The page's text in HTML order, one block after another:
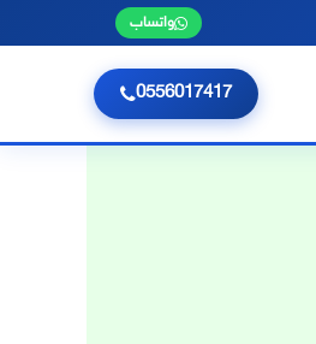
واتساب
0556017417